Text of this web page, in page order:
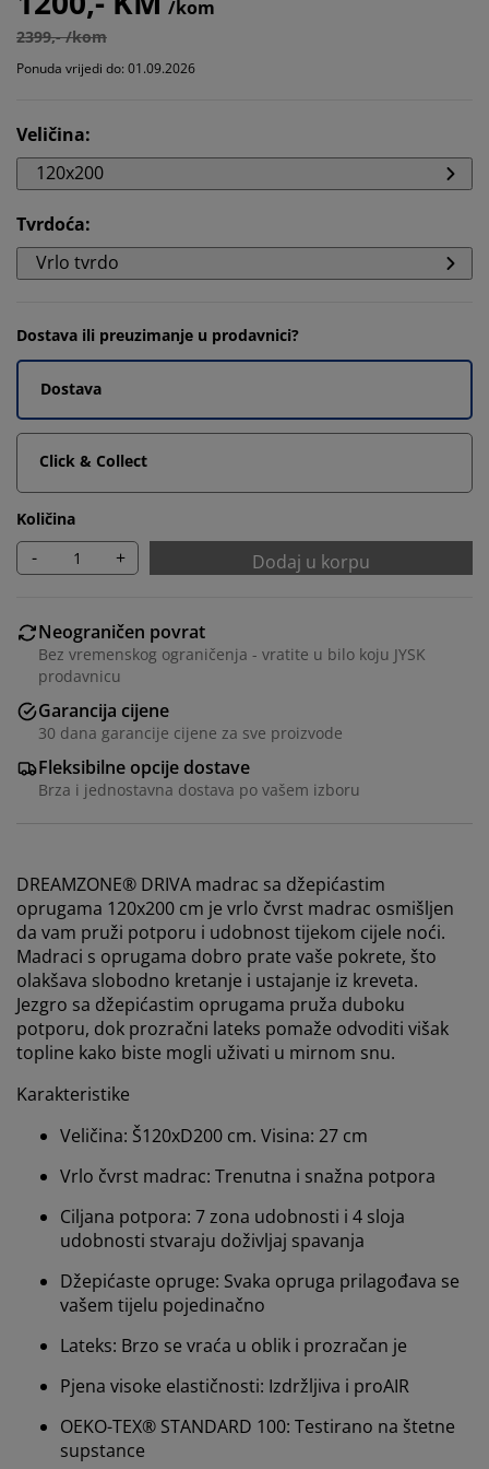
/kom
2399,- /kom
Ponuda vrijedi do: 01.09.2026
Veličina:
120x200
Tvrdoća:
Vrlo tvrdo
Dostava ili preuzimanje u prodavnici?
Dostava
Click & Collect
Količina
- + Dodaj u korpu
Neograničen povrat
Bez vremenskog ograničenja - vratite u bilo koju JYSK
prodavnicu
Garancija cijene
30 dana garancije cijene za sve proizvode
Fleksibilne opcije dostave
Brza i jednostavna dostava po vašem izboru
DREAMZONE® DRIVA madrac sa džepićastim
oprugama 120x200 cm je vrlo čvrst madrac osmišljen
da vam pruži potporu i udobnost tijekom cijele noći.
Madraci s oprugama dobro prate vaše pokrete, što
olakšava slobodno kretanje i ustajanje iz kreveta.
Jezgro sa džepićastim oprugama pruža duboku
potporu, dok prozračni lateks pomaže odvoditi višak
topline kako biste mogli uživati u mirnom snu.
Karakteristike
Veličina: Š120xD200 cm. Visina: 27 cm
Vrlo čvrst madrac: Trenutna i snažna potpora
Ciljana potpora: 7 zona udobnosti i 4 sloja
udobnosti stvaraju doživljaj spavanja
Džepićaste opruge: Svaka opruga prilagođava se
vašem tijelu pojedinačno
Lateks: Brzo se vraća u oblik i prozračan je
Pjena visoke elastičnosti: Izdržljiva i proAIR
OEKO-TEX® STANDARD 100: Testirano na štetne
supstance